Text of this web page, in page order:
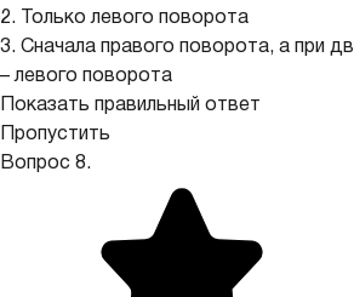
2. Только левого поворота
3. Сначала правого поворота, а при
– левого поворота
Показать правильный ответ
Пропустить
Вопрос 8.